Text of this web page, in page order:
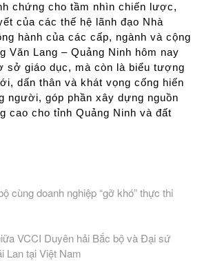
chứng cho tầm nhìn chiến lược,
của các thế hệ lãnh đạo Nhà
hành của các cấp, ngành và cộng
Văn Lang – Quảng Ninh hôm nay
sở giáo dục, mà còn là biểu tượng
dấn thân và khát vọng cống hiến
người, góp phần xây dựng nguồn
cao cho tỉnh Quảng Ninh và đất
cùng doanh nghiệp “gỡ khó” thực thi
VCCI Duyên hải Bắc bộ và Đại sứ
Lan tại Việt Nam